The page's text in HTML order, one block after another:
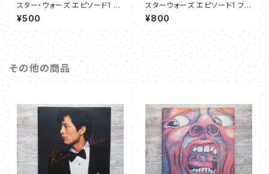
スター・ウォーズ エピソード1 C-
3PO-ハズブロ コムテックフィギ
ュア
¥500
スターウォーズ エピソード1 フィ
ギュア消しゴム - Bセット
¥800
その他の商品